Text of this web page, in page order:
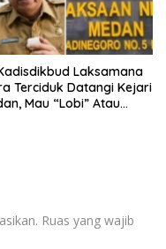
Laksamana
Terciduk Datangi Kejari
Mau “Lobi” Atau
Ruas yang wajib